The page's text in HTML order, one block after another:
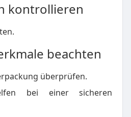
kontrollieren
beachten
überprüfen.
bei einer sicheren